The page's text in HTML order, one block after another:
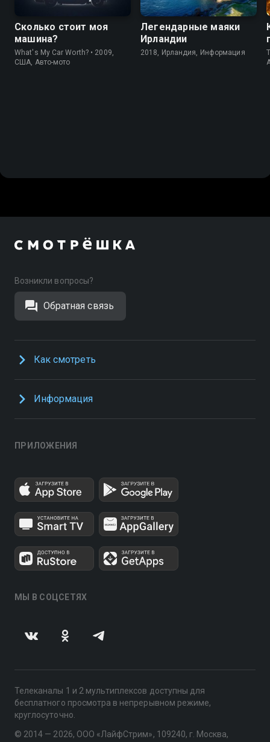
Сколько стоит моя
машина?
What's My Car Worth? • 2009,
США, Авто-мото
Легендарные маяки
Ирландии
2018, Ирландия, Информация
Возникли вопросы?
Обратная связь
Как смотреть
Информация
ПРИЛОЖЕНИЯ
МЫ В СОЦСЕТЯХ
Телеканалы 1 и 2 мультиплексов доступны для
бесплатного просмотра в непрерывном режиме,
круглосуточно.
© 2014 — 2026, ООО «ЛайфСтрим», 109240, г. Москва,